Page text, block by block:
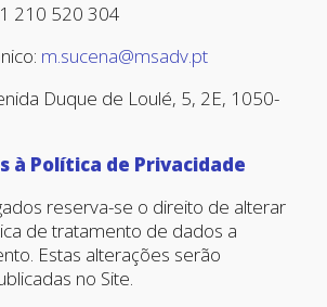
210 520 304
m.sucena@msadv.pt
Duque de Loulé, 5, 2E, 1050-
à Política de Privacidade
reserva-se o direito de alterar
de tratamento de dados a
Estas alterações serão
no Site.